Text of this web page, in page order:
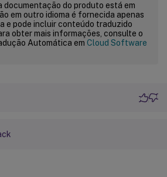
documentação do produto está em
em outro idioma é fornecida apenas
e pode incluir conteúdo traduzido
obter mais informações, consulte o
Automática em Cloud Software